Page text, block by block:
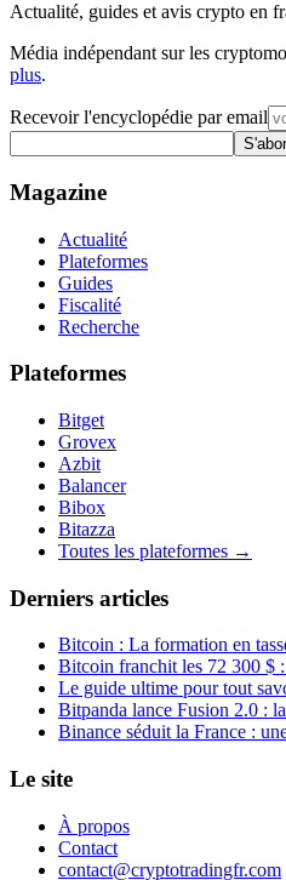
Actualité, guides et avis crypto en
Média indépendant sur les
plus.
Recevoir l'encyclopédie par email
Magazine
Actualité
Plateformes
Guides
Fiscalité
Recherche
Plateformes
Bitget
Grovex
Azbit
Balancer
Bibox
Bitazza
Toutes les plateformes →
Derniers articles
Bitcoin : La formation en
Bitcoin franchit les 72 300 $
Le guide ultime pour tout
Bitpanda lance Fusion 2.0 :
Binance séduit la France :
Le site
À propos
Contact
contact@cryptotradingfr.com